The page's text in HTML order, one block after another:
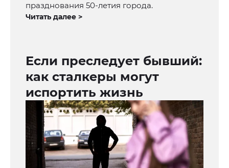
празднования 50-летия города.
Читать далее >
Если преследует бывший:
как сталкеры могут
испортить жизнь